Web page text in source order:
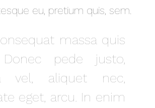
eu, pretium quis, sem.
massa quis
pede justo,
vel, aliquet nec,
eget, arcu. In enim